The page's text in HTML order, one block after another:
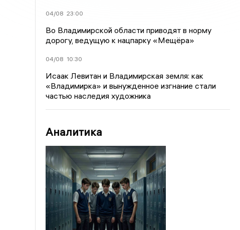
04/08 23:00
Во Владимирской области приводят в норму
дорогу, ведущую к нацпарку «Мещёра»
04/08 10:30
Исаак Левитан и Владимирская земля: как
«Владимирка» и вынужденное изгнание стали
частью наследия художника
Аналитика